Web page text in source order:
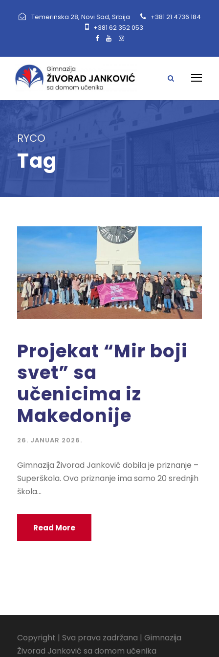
Temerinska 28, Novi Sad, Srbija
+381 21 4736 184
+381 62 352 053
RYCO
Tag
Projekat “Mir boji
svet” sa
učenicima iz
Makedonije
26. JANUAR 2026.
Gimnazija Živorad Janković dobila je priznanje –
Superškola. Ovo priznanje ima samo 20 srednjih
škola...
Read More
Copyright | Sva prava zadržana | Gimnazija
Živorad Janković sa domom učenika